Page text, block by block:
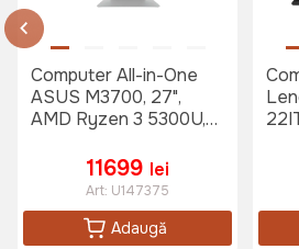
Computer All-in-One
ASUS M3700, 27",
AMD Ryzen 3 5300U,
11699 lei
Art: U147375
Adaugă